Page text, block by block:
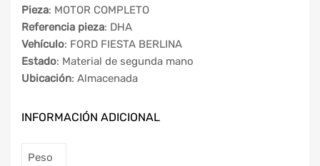
Pieza: MOTOR COMPLETO
Referencia pieza: DHA
Vehículo: FORD FIESTA BERLINA
Estado: Material de segunda mano
Ubicación: Almacenada
INFORMACIÓN ADICIONAL
Peso